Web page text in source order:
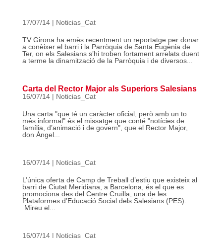
17/07/14| Noticias_Cat
TV Girona ha emès recentment un reportatge per donar
a conèixer el barri i la Parròquia de Santa Eugènia de
Ter, on els Salesians s’hi troben fortament arrelats duent
a terme la dinamització de la Parròquia i de diversos...
Carta del Rector Major als Superiors Salesians
16/07/14| Noticias_Cat
Una carta "que té un caràcter oficial, però amb un to
més informal" és el missatge que conté "notícies de
família, d’animació i de govern", que el Rector Major,
don Ángel...
16/07/14| Noticias_Cat
L’única oferta de Camp de Treball d’estiu que existeix al
barri de Ciutat Meridiana, a Barcelona, és el que es
promociona des del Centre Cruïlla, una de les
Plataformes d’Educació Social dels Salesians (PES).
Mireu el...
16/07/14| Noticias_Cat